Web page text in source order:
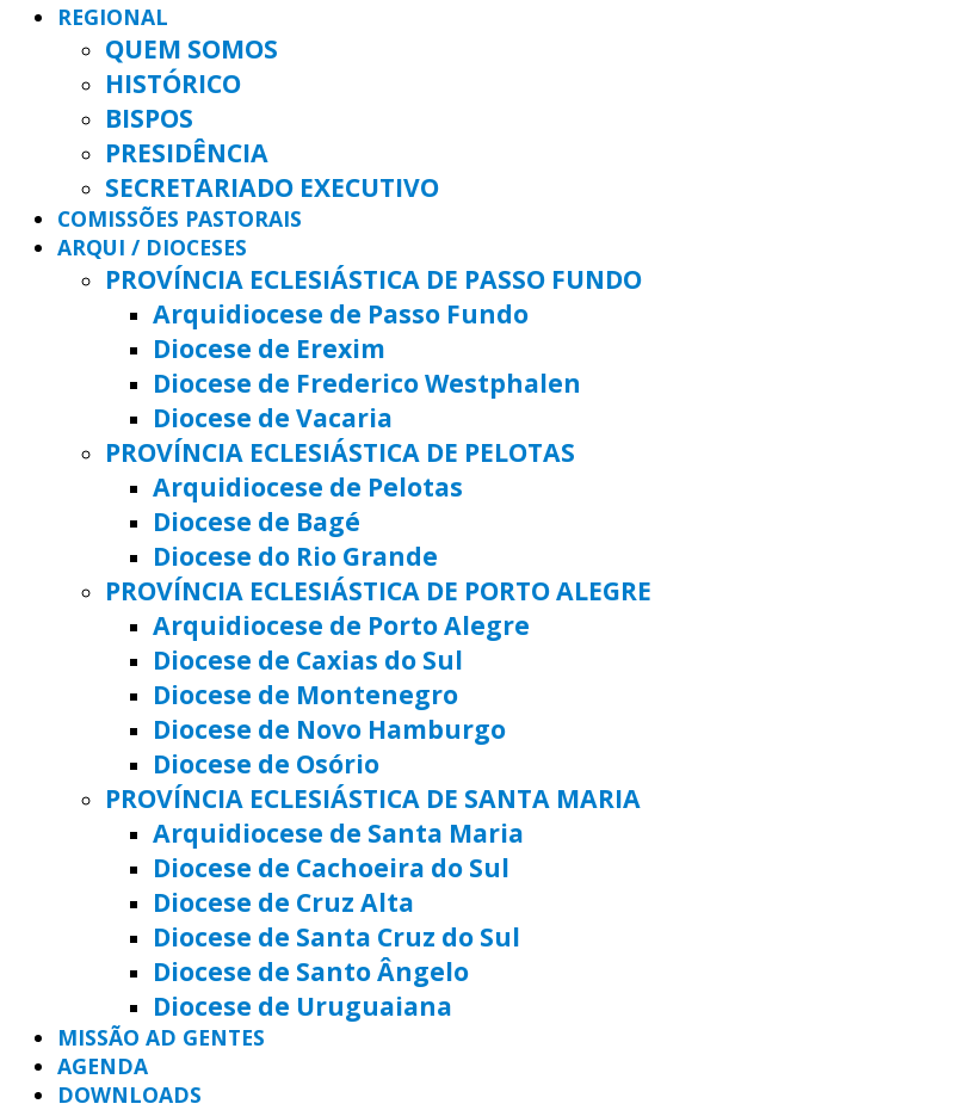
REGIONAL
QUEM SOMOS
HISTÓRICO
BISPOS
PRESIDÊNCIA
SECRETARIADO EXECUTIVO
COMISSÕES PASTORAIS
ARQUI / DIOCESES
PROVÍNCIA ECLESIÁSTICA DE PASSO FUNDO
Arquidiocese de Passo Fundo
Diocese de Erexim
Diocese de Frederico Westphalen
Diocese de Vacaria
PROVÍNCIA ECLESIÁSTICA DE PELOTAS
Arquidiocese de Pelotas
Diocese de Bagé
Diocese do Rio Grande
PROVÍNCIA ECLESIÁSTICA DE PORTO ALEGRE
Arquidiocese de Porto Alegre
Diocese de Caxias do Sul
Diocese de Montenegro
Diocese de Novo Hamburgo
Diocese de Osório
PROVÍNCIA ECLESIÁSTICA DE SANTA MARIA
Arquidiocese de Santa Maria
Diocese de Cachoeira do Sul
Diocese de Cruz Alta
Diocese de Santa Cruz do Sul
Diocese de Santo Ângelo
Diocese de Uruguaiana
MISSÃO AD GENTES
AGENDA
DOWNLOADS